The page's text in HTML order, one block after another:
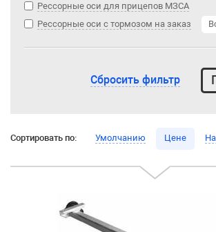
Рессорные оси для прицепов МЗСА
Рессорные оси с тормозом на заказ
Сбросить фильтр
Сортировать по: Умолчанию Цене